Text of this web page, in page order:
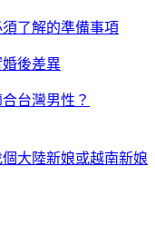
了解的準備事項
後差異
台灣男性？
大陸新娘或越南新娘